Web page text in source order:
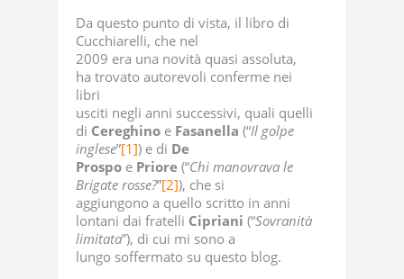
Da questo punto di vista, il libro di
Cucchiarelli, che nel
2009 era una novità quasi assoluta,
ha trovato autorevoli conferme nei
libri
usciti negli anni successivi, quali quelli
di Cereghino e Fasanella (“Il golpe
inglese”[1]) e di De
Prospo e Priore (“Chi manovrava le
Brigate rosse?”[2]), che si
aggiungono a quello scritto in anni
lontani dai fratelli Cipriani (“Sovranità
limitata”), di cui mi sono a
lungo soffermato su questo blog.